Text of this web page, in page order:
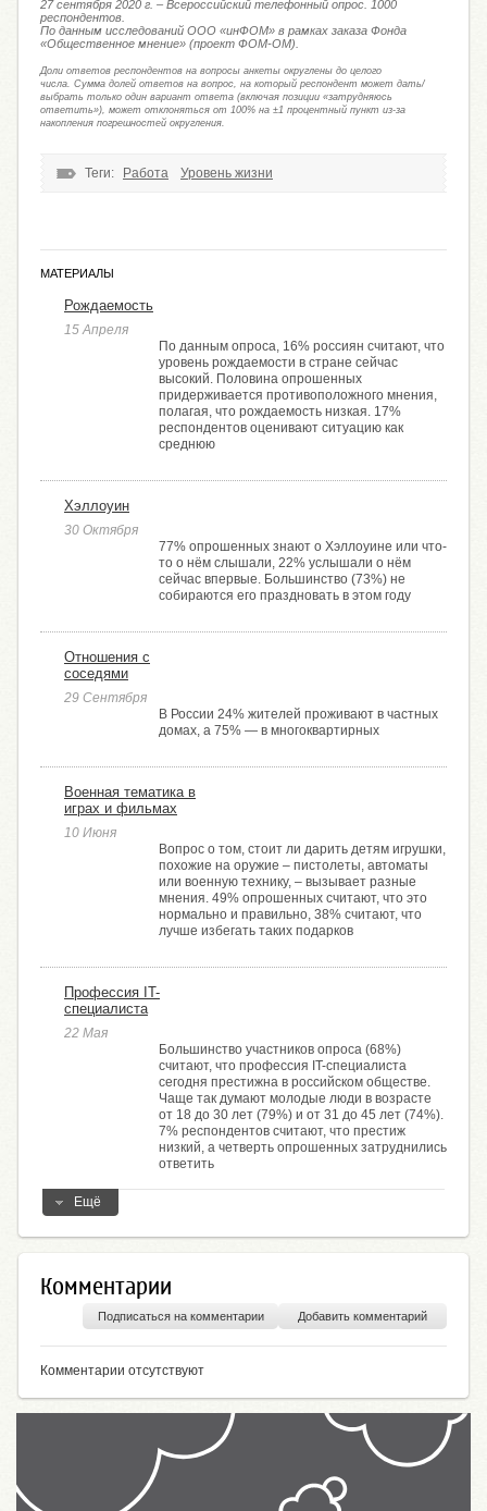
27 сентября 2020 г. – Всероссийский телефонный опрос. 1000
респондентов.
По данным исследований ООО «инФОМ» в рамках заказа Фонда
«Общественное мнение» (проект ФОМ-ОМ).
Доли ответов респондентов на вопросы анкеты округлены до целого
числа. Сумма долей ответов на вопрос, на который респондент может дать/
выбрать только один вариант ответа (включая позиции «затрудняюсь
ответить»), может отклоняться от 100% на ±1 процентный пункт из-за
накопления погрешностей округления.
Теги: Работа Уровень жизни
МАТЕРИАЛЫ
Рождаемость
15 Апреля
По данным опроса, 16% россиян считают, что
уровень рождаемости в стране сейчас
высокий. Половина опрошенных
придерживается противоположного мнения,
полагая, что рождаемость низкая. 17%
респондентов оценивают ситуацию как
среднюю
Хэллоуин
30 Октября
77% опрошенных знают о Хэллоуине или что-
то о нём слышали, 22% услышали о нём
сейчас впервые. Большинство (73%) не
собираются его праздновать в этом году
Отношения с
соседями
29 Сентября
В России 24% жителей проживают в частных
домах, а 75% — в многоквартирных
Военная тематика в
играх и фильмах
10 Июня
Вопрос о том, стоит ли дарить детям игрушки,
похожие на оружие – пистолеты, автоматы
или военную технику, – вызывает разные
мнения. 49% опрошенных считают, что это
нормально и правильно, 38% считают, что
лучше избегать таких подарков
Профессия IT-
специалиста
22 Мая
Большинство участников опроса (68%)
считают, что профессия IT-специалиста
сегодня престижна в российском обществе.
Чаще так думают молодые люди в возрасте
от 18 до 30 лет (79%) и от 31 до 45 лет (74%).
7% респондентов считают, что престиж
низкий, а четверть опрошенных затруднились
ответить
Ещё
Комментарии
Добавить комментарий
Подписаться на комментарии
Комментарии отсутствуют